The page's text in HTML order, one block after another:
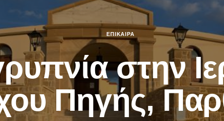
ΕΠΊΚΑΙΡΑ
στην
Πηγής,